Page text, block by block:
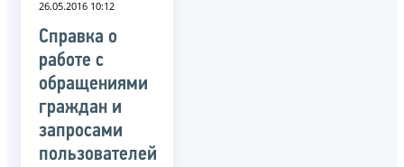
26.05.2016 10:12
Справка о
работе с
обращениями
граждан и
запросами
пользователей